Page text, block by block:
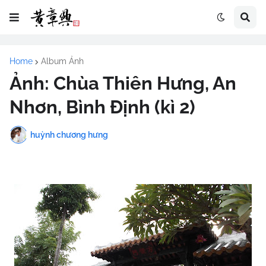
Home Album Ảnh
Ảnh: Chùa Thiên Hưng, An
Nhơn, Bình Định (kì 2)
huỳnh chương hưng